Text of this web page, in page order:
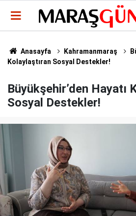
Anasayfa Kahramanmaraş
Kolaylaştıran Sosyal Destekler!
Büyükşehir’den Hayatı
Sosyal Destekler!